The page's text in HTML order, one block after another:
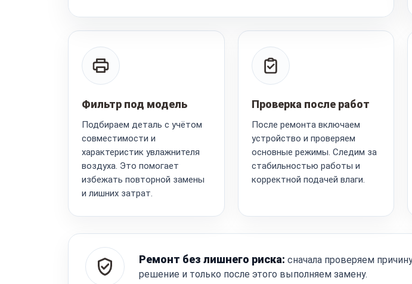
Фильтр под модель
Подбираем деталь с учётом
совместимости и
характеристик увлажнителя
воздуха. Это помогает
избежать повторной замены
и лишних затрат.
Проверка после работ
После ремонта включаем
устройство и проверяем
основные режимы. Следим за
стабильностью работы и
корректной подачей влаги.
Ремонт без лишнего риска: сначала проверяем
решение и только после этого выполняем замену.